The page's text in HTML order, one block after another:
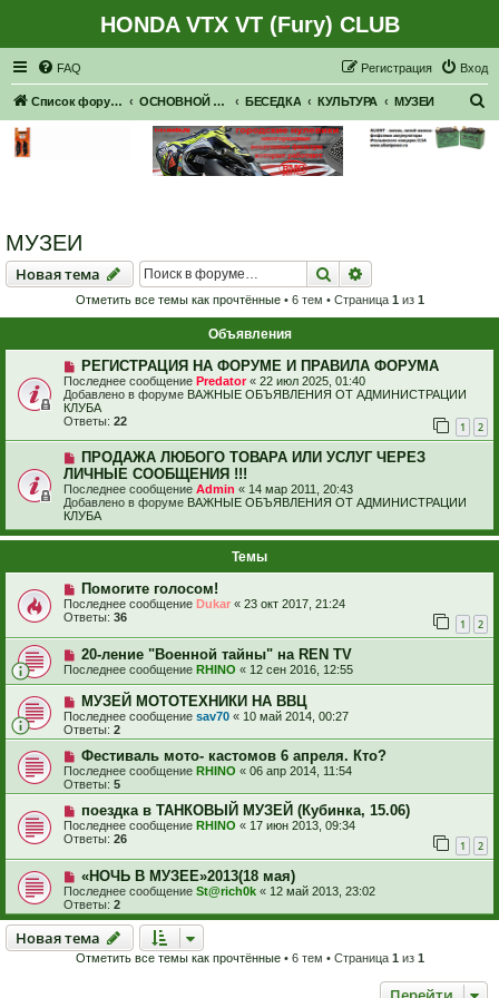
HONDA VTX VT (Fury) CLUB
FAQ Вход
Регистрация
Список форумов ОСНОВНОЙ ФОРУМ БЕСЕДКА КУЛЬТУРА МУЗЕИ
МУЗЕИ
Новая тема
Новаятема Поиск
Отметить все темы как прочтённые• 6 тем • Страница 1 из 1
Объявления
РЕГИСТРАЦИЯ НА ФОРУМЕ И ПРАВИЛА ФОРУМА
Последнее сообщение Predator« 22 июл 2025, 01:40
Добавлено в форуме ВАЖНЫЕ ОБЪЯВЛЕНИЯ ОТ АДМИНИСТРАЦИИ
КЛУБА
Ответы: 22 1 2
ПРОДАЖА ЛЮБОГО ТОВАРА ИЛИ УСЛУГ ЧЕРЕЗ
ЛИЧНЫЕ СООБЩЕНИЯ !!!
Последнее сообщение Admin « 14 мар 2011, 20:43
Добавлено в форуме ВАЖНЫЕ ОБЪЯВЛЕНИЯ ОТ АДМИНИСТРАЦИИ
КЛУБА
Темы
Помогите голосом!
Последнее сообщение Dukar « 23 окт 2017, 21:24
Ответы: 36 1 2
20-ление "Военной тайны" на REN TV
Последнее сообщение RHINO « 12 сен 2016, 12:55
МУЗЕЙ МОТОТЕХНИКИ НА ВВЦ
Последнее сообщение sav70 « 10 май 2014, 00:27
Ответы: 2
Фестиваль мото- кастомов 6 апреля. Кто?
Последнее сообщение RHINO « 06 апр 2014, 11:54
Ответы: 5
поездка в ТАНКОВЫЙ МУЗЕЙ (Кубинка, 15.06)
Последнее сообщение RHINO « 17 июн 2013, 09:34
Ответы: 26 1 2
«НОЧЬ В МУЗЕЕ»2013(18 мая)
Последнее сообщение St@rich0k « 12 май 2013, 23:02
Ответы: 2
Новая тема
Новаятема
Отметить все темы как прочтённые• 6 тем • Страница 1 из 1